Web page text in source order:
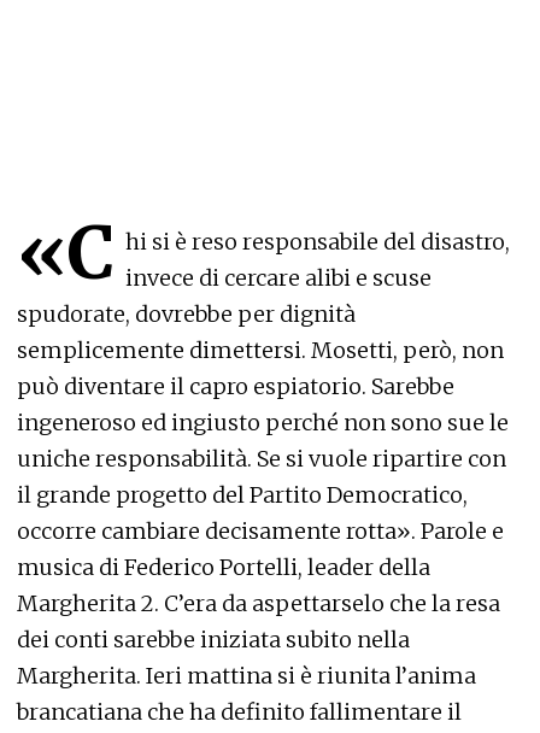
«C hi si è reso responsabile del disastro,
invece di cercare alibi e scuse
spudorate, dovrebbe per dignità
semplicemente dimettersi. Mosetti, però, non
può diventare il capro espiatorio. Sarebbe
ingeneroso ed ingiusto perché non sono sue le
uniche responsabilità. Se si vuole ripartire con
il grande progetto del Partito Democratico,
occorre cambiare decisamente rotta». Parole e
musica di Federico Portelli, leader della
Margherita 2. C’era da aspettarselo che la resa
dei conti sarebbe iniziata subito nella
Margherita. Ieri mattina si è riunita l’anima
brancatiana che ha definito fallimentare il